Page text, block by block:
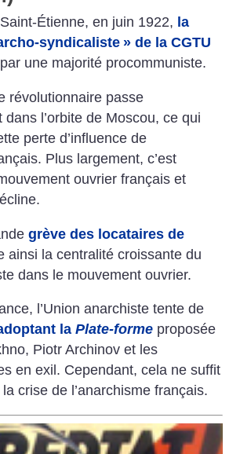
Étienne, en juin 1922, la
syndicaliste » de la CGTU
par une majorité procommuniste.
révolutionnaire passe
dans l’orbite de Moscou, ce qui
perte d’influence de
Plus largement, c’est
ouvrier français et
grève des locataires de
ainsi la centralité croissante du
dans le mouvement ouvrier.
l’Union anarchiste tente de
laPlate-forme proposée
Piotr Archinov et les
en exil. Cependant, cela ne suffit
crise de l’anarchisme français.